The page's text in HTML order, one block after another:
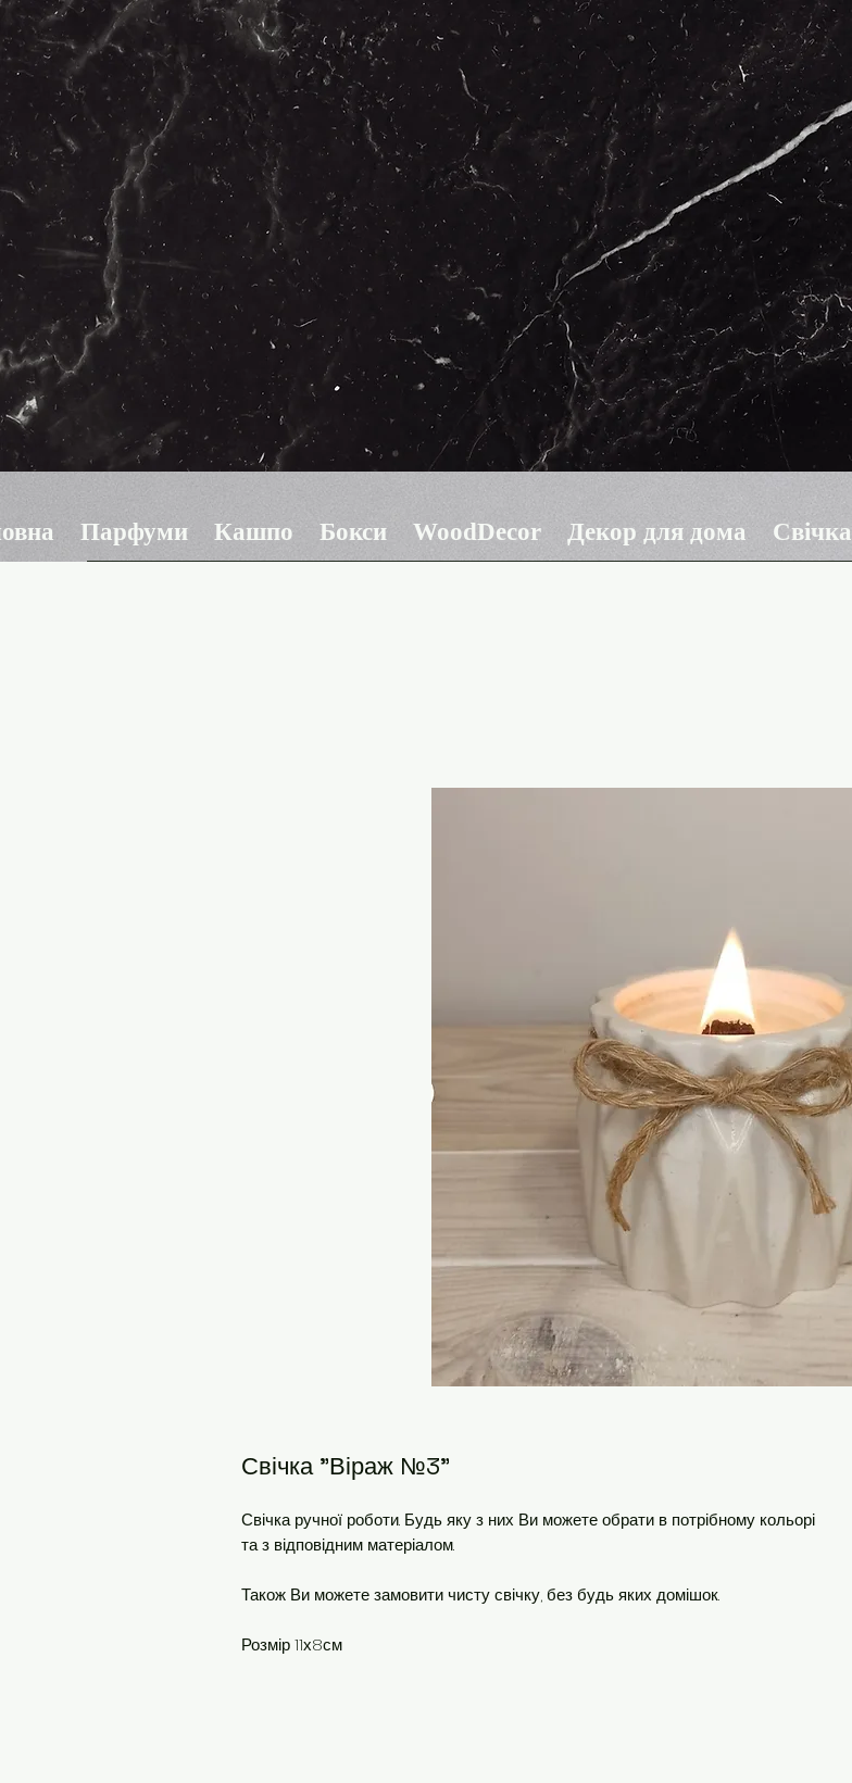
Парфуми Кашпо Бокси WoodDecor Декор для дома Свічка
Свічка "Віраж №3"
Свічка ручної роботи. Будь яку з них Ви можете обрати в потрібному кольорі
та з відповідним матеріалом.
Також Ви можете замовити чисту свічку, без будь яких домішок.
Розмір 11х8см